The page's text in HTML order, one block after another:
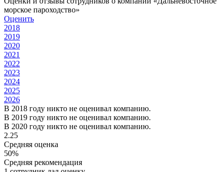
морское пароходство»
Оценить
2018
2019
2020
2021
2022
2023
2024
2025
2026
В 2018 году никто не оценивал компанию.
В 2019 году никто не оценивал компанию.
В 2020 году никто не оценивал компанию.
2.25
Средняя оценка
50%
Средняя рекомендация